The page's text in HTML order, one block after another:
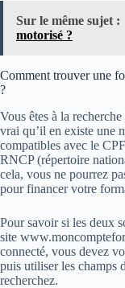
Sur le même sujet :
motorisé ?
Comment trouver une
?
Vous êtes à la
vrai qu’il en existe une
compatibles avec le
RNCP (répertoire
cela, vous ne pourrez
pour financer votre
Pour savoir si les deux
site
connecté, vous devez
puis utiliser les champs
recherchez.